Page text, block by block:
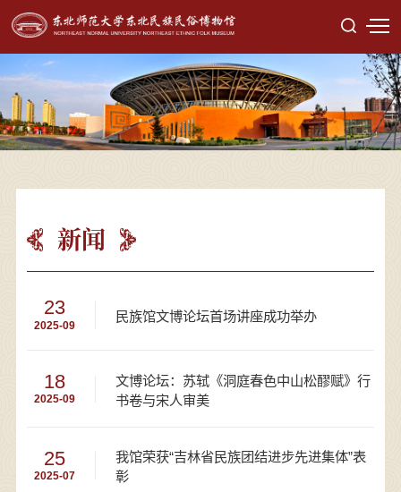
新闻
23
2025-09
民族馆文博论坛首场讲座成功举办
18
2025-09
文博论坛：苏轼《洞庭春色中山松醪赋》行
书卷与宋人审美
25
2025-07
我馆荣获“吉林省民族团结进步先进集体”表
彰